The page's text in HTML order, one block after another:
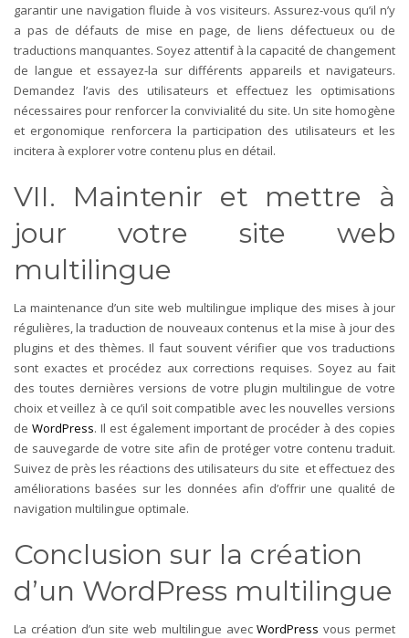
garantir une navigation fluide à vos visiteurs. Assurez-vous qu’il n’y
a pas de défauts de mise en page, de liens défectueux ou de
traductions manquantes. Soyez attentif à la capacité de changement
de langue et essayez-la sur différents appareils et navigateurs.
Demandez l’avis des utilisateurs et effectuez les optimisations
nécessaires pour renforcer la convivialité du site. Un site homogène
et ergonomique renforcera la participation des utilisateurs et les
incitera à explorer votre contenu plus en détail.
VII. Maintenir et mettre à
jour votre site web
multilingue
La maintenance d’un site web multilingue implique des mises à jour
régulières, la traduction de nouveaux contenus et la mise à jour des
plugins et des thèmes. Il faut souvent vérifier que vos traductions
sont exactes et procédez aux corrections requises. Soyez au fait
des toutes dernières versions de votre plugin multilingue de votre
choix et veillez à ce qu’il soit compatible avec les nouvelles versions
de WordPress. Il est également important de procéder à des copies
de sauvegarde de votre site afin de protéger votre contenu traduit.
Suivez de près les réactions des utilisateurs du site et effectuez des
améliorations basées sur les données afin d’offrir une qualité de
navigation multilingue optimale.
Conclusion sur la création
d’un WordPress multilingue
La création d’un site web multilingue avecWordPress vous permet